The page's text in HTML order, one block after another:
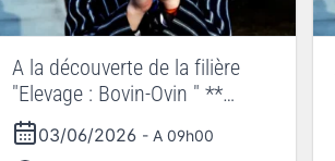
A la découverte de la filière
"Elevage : Bovin-Ovin " **
JOURNEES NATIONALES DE
L'AGRICULTURE
03/06/2026 - A 09h00